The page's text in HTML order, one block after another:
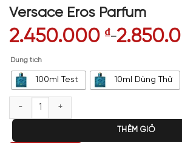
Versace Eros Parfum
2.450.000 ₫–
Dung tích
100ml Test 10ml Dùng Thử
Versace Eros Parfum số lượng
THÊM GIỎ